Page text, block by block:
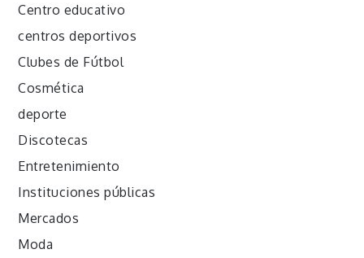
Centro educativo
centros deportivos
Clubes de Fútbol
Cosmética
deporte
Discotecas
Entretenimiento
Instituciones públicas
Mercados
Moda